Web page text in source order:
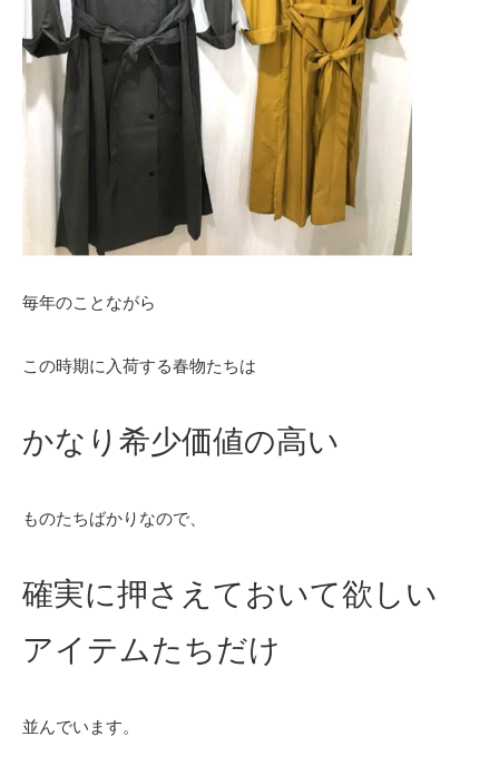
毎年のことながら
この時期に入荷する春物たちは
かなり希少価値の高い
ものたちばかりなので、
確実に押さえておいて欲しい
アイテムたちだけ
並んでいます。